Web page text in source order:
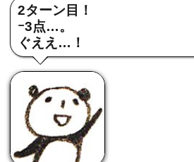
2ターン目！
ｰ3点…。
ぐええ…！